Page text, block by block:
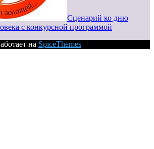
Сценарий ко дню
с конкурсной программой
на SpiceThemes